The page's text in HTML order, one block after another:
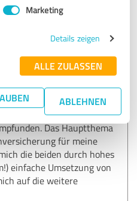
Marketing
Details zeigen
ALLE ZULASSEN
ABLEHNEN
Empfehlung
Herrn Boger und Herrn
Unternehmen als sehr
Das Hauptthema
für meine
die beiden durch hohes
einfache Umsetzung von
auf die weitere